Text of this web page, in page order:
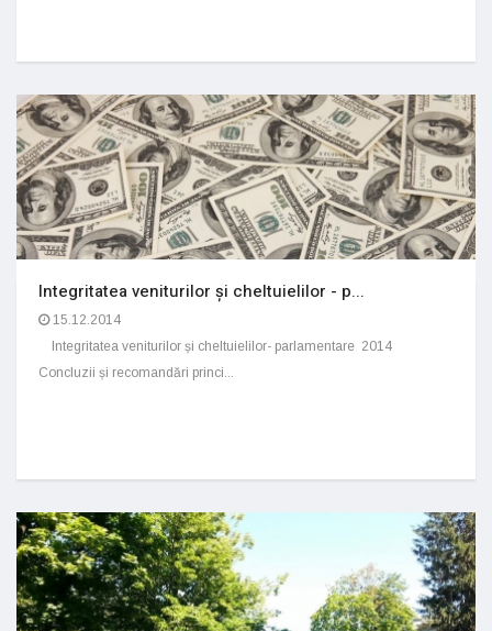
Integritatea veniturilor și cheltuielilor - p...
15.12.2014
Integritatea veniturilor și cheltuielilor- parlamentare 2014
Concluzii și recomandări princi...